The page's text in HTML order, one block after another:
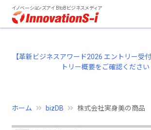
イノベーションズアイ BtoBビジネスメディア
【革新ビジネスアワード2026 エントリー受
トリー概要をご確認ください
ホーム bizDB 株式会社実身美の商品